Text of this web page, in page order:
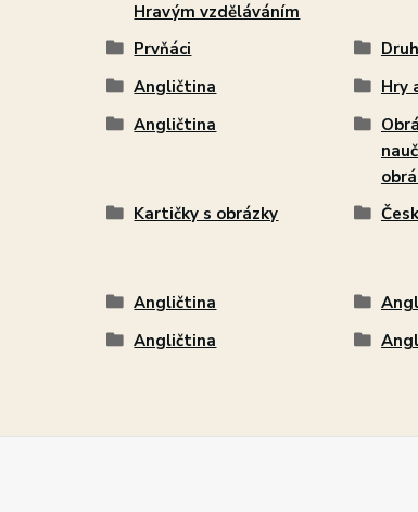
Hravým vzděláváním
Prvňáci
Angličtina
Hry
Angličtina
Kartičky s obrázky
Angličtina
Angličtina